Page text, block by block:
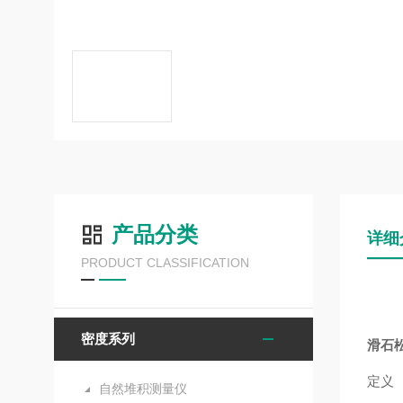
产品分类
PRODUCT CLASSIFICATION
密度系列
自然堆积测量仪
详细
滑石
定义